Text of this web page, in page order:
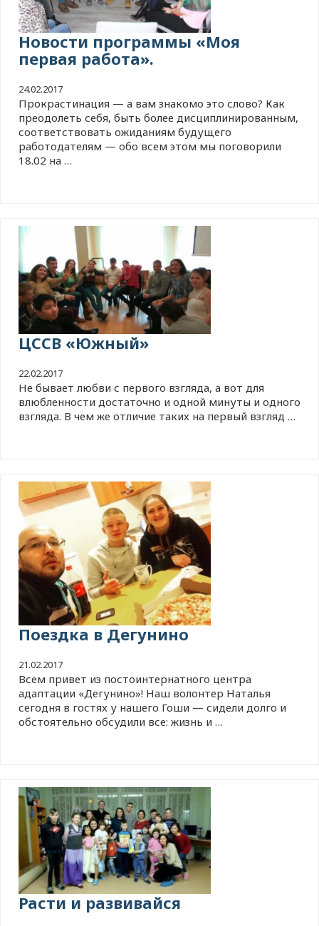
Новости программы «Моя
первая работа».
24.02.2017
Прокрастинация — а вам знакомо это слово? Как
преодолеть себя, быть более дисциплинированным,
соответствовать ожиданиям будущего
работодателям — обо всем этом мы поговорили
18.02 на …
ЦССВ «Южный»
22.02.2017
Не бывает любви с первого взгляда, а вот для
влюбленности достаточно и одной минуты и одного
взгляда. В чем же отличие таких на первый взгляд …
Поездка в Дегунино
21.02.2017
Всем привет из постоинтернатного центра
адаптации «Дегунино»! Наш волонтер Наталья
сегодня в гостях у нашего Гоши — сидели долго и
обстоятельно обсудили все: жизнь и …
Расти и развивайся